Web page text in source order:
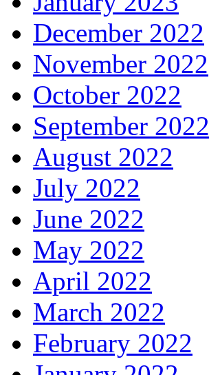
December 2022
November 2022
October 2022
September 2022
August 2022
July 2022
June 2022
May 2022
April 2022
March 2022
February 2022